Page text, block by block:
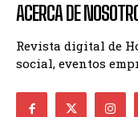
ACERCA DE
Revista digital de
social, eventos